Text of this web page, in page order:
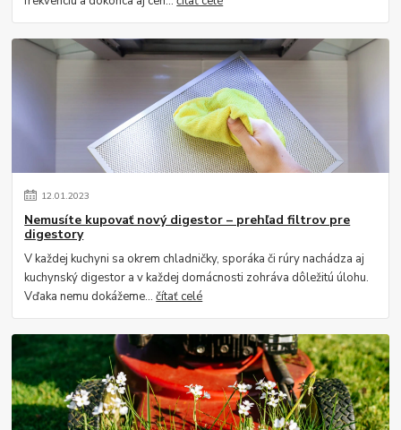
12.01.2023
Nemusíte kupovať nový digestor – prehľad filtrov pre
digestory
V každej kuchyni sa okrem chladničky, sporáka či rúry nachádza aj
kuchynský digestor a v každej domácnosti zohráva dôležitú úlohu.
Vďaka nemu dokážeme...čítať celé